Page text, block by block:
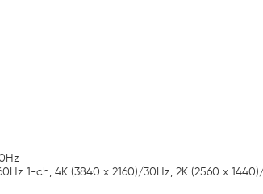
1-ch, 4K (3840 x 2160)/30Hz, 2K (2560 x